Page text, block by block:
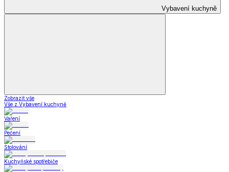
Vybavení kuchyně
Zobrazit vše
Vše z Vybavení kuchyně
Vaření
Pečení
Stolování
Kuchyňské spotřebiče